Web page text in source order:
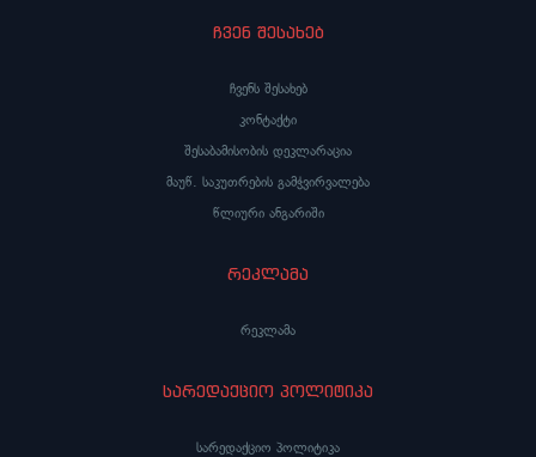
ჩვენ შესახებ
ჩვენს შესახებ
კონტაქტი
შესაბამისობის დეკლარაცია
მაუწ. საკუთრების გამჭვირვალება
წლიური ანგარიში
რეკლამა
რეკლამა
სარედაქციო პოლიტიკა
სარედაქციო პოლიტიკა